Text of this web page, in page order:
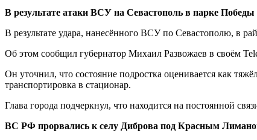
В результате атаки ВСУ на Севастополь в парке Победы
В результате удара, нанесённого ВСУ по Севастополю, в
Об этом сообщил губернатор Михаил Развожаев в своём
Он уточнил, что состояние подростка оценивается как
транспортировка в стационар.
Глава города подчеркнул, что находится на постоянной
ВС РФ прорвались к селу Диброва под Красным